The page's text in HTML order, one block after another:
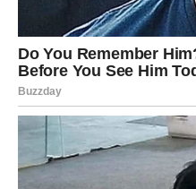
Ovo je period u kojem Ribe
nije bilo njihovo, i otvaraju
patnje.
KARMA KROZ
SUZE LEČE